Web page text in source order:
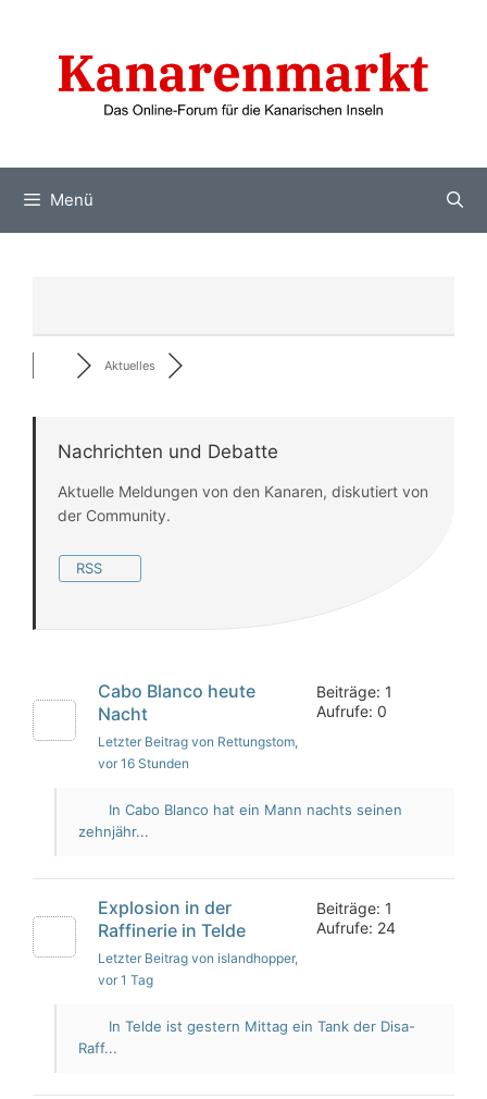
springen
Menü
Aktuelles
Nachrichten und Debatte
Aktuelle Meldungen von den Kanaren, diskutiert von
der Community.
RSS
Cabo Blanco heute
Nacht
Letzter Beitrag von Rettungstom,
vor 16 Stunden
Beiträge: 1
Aufrufe: 0
In Cabo Blanco hat ein Mann nachts seinen
zehnjähr...
Explosion in der
Raffinerie in Telde
Letzter Beitrag von islandhopper,
vor 1 Tag
Beiträge: 1
Aufrufe: 24
In Telde ist gestern Mittag ein Tank der Disa-
Raff...